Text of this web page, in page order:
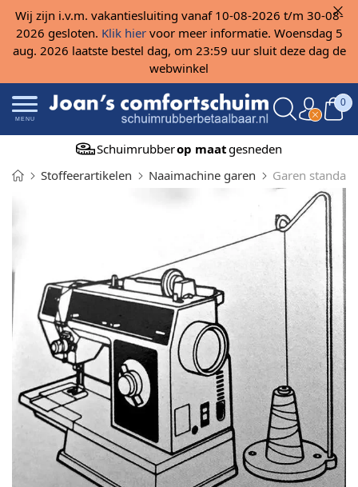
Wij zijn i.v.m. vakantiesluiting vanaf 10-08-2026 t/m 30-08-
2026 gesloten. Klik hiervoor meer informatie. Woensdag 5
aug. 2026 laatste bestel dag, om 23:59 uur sluit deze dag de
webwinkel
MENU
0
Schuimrubberop maatgesneden
Stoffeerartikelen
Naaimachine garen Garen